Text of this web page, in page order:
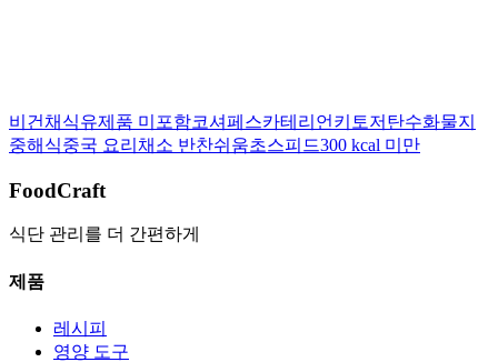
상세 보기
비건 채식유제품 미포함코셔페스카테리언 키토저탄수화물지
중해식중국 요리 채소 반찬쉬움초스피드300 kcal 미만
FoodCraft
식단 관리를 더 간편하게
제품
레시피
영양 도구